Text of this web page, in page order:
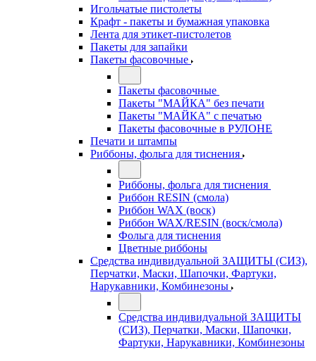
Игольчатые пистолеты
Крафт - пакеты и бумажная упаковка
Лента для этикет-пистолетов
Пакеты для запайки
Пакеты фасовочные
Пакеты фасовочные
Пакеты "МАЙКА" без печати
Пакеты "МАЙКА" с печатью
Пакеты фасовочные в РУЛОНЕ
Печати и штампы
Риббоны, фольга для тиснения
Риббоны, фольга для тиснения
Риббон RESIN (смола)
Риббон WAX (воск)
Риббон WAX/RESIN (воск/смола)
Фольга для тиснения
Цветные риббоны
Средства индивидуальной ЗАЩИТЫ (СИЗ),
Перчатки, Маски, Шапочки, Фартуки,
Нарукавники, Комбинезоны
Средства индивидуальной ЗАЩИТЫ
(СИЗ), Перчатки, Маски, Шапочки,
Фартуки, Нарукавники, Комбинезоны